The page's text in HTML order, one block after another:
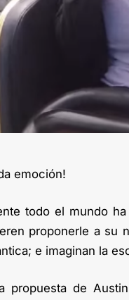
emoción!
todo el mundo
proponerle a su
e imaginan la
propuesta de